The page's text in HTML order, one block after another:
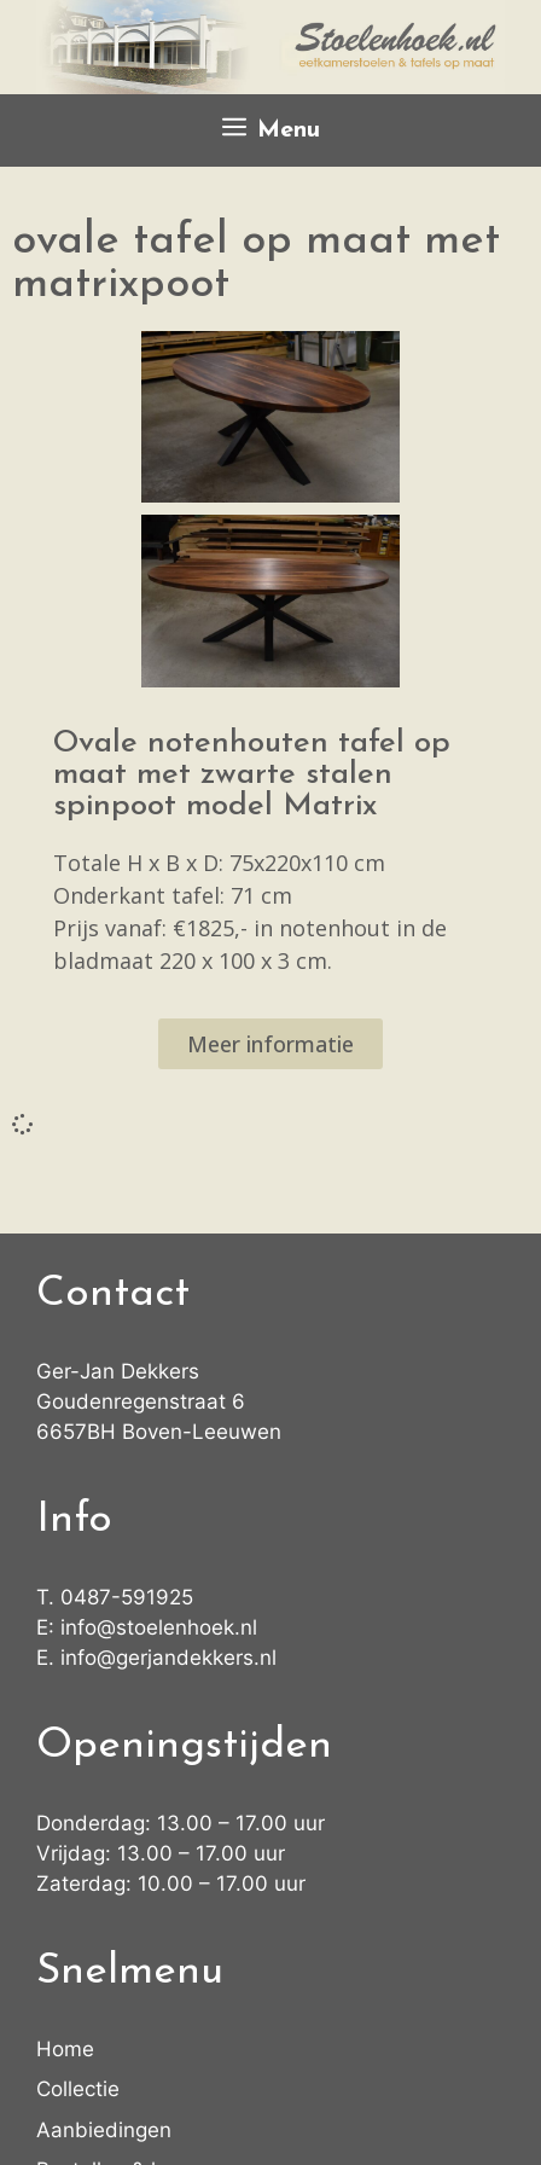
Menu
ovale tafel op maat met
matrixpoot
Ovale notenhouten tafel op
maat met zwarte stalen
spinpoot model Matrix
Totale H x B x D: 75x220x110 cm
Onderkant tafel: 71 cm
Prijs vanaf: €1825,- in notenhout in de
bladmaat 220 x 100 x 3 cm.
Meer informatie
Contact
Ger-Jan Dekkers
Goudenregenstraat 6
6657BH Boven-Leeuwen
Info
T. 0487-591925
E: info@stoelenhoek.nl
E. info@gerjandekkers.nl
Openingstijden
Donderdag: 13.00 – 17.00 uur
Vrijdag: 13.00 – 17.00 uur
Zaterdag: 10.00 – 17.00 uur
Snelmenu
Home
Collectie
Aanbiedingen